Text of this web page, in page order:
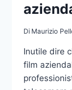
Di Maurizio
Inutile dire
film